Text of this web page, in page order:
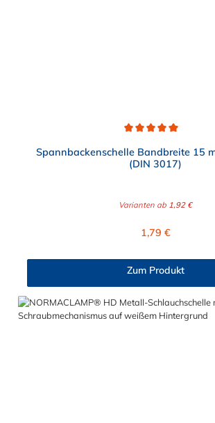
Spannbackenschelle Bandbreite 15
(DIN 3017)
Varianten ab 1,92 €
Regulärer Preis:
1,79 €
Zum Produkt